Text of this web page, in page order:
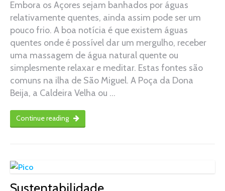
Embora os Açores sejam banhados por águas
relativamente quentes, ainda assim pode ser um
pouco frio. A boa notícia é que existem águas
quentes onde é possível dar um mergulho, receber
uma massagem de água natural quente ou
simplesmente relaxar e meditar. Estas fontes são
comuns na ilha de São Miguel. A Poça da Dona
Beija, a Caldeira Velha ou …
Continue reading